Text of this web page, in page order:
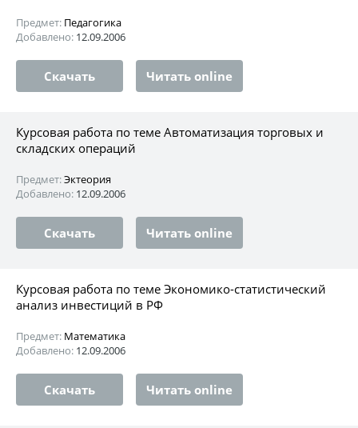
Предмет: Педагогика
Добавлено: 12.09.2006
Скачать Читать online
Курсовая работа по теме Автоматизация торговых и
складских операций
Предмет:Эктеория
Добавлено: 12.09.2006
Скачать Читать online
Курсовая работа по теме Экономико-статистический
анализ инвестиций в РФ
Предмет: Математика
Добавлено: 12.09.2006
Скачать Читать online